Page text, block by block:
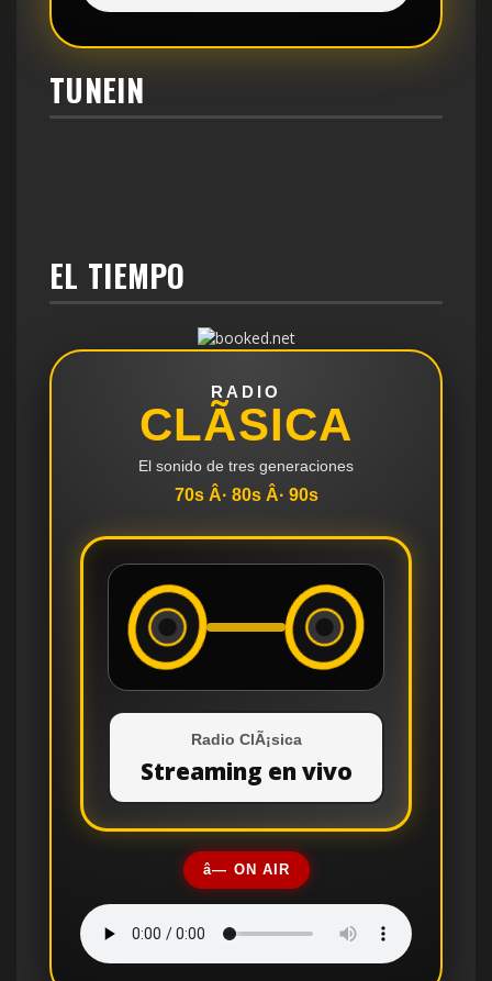
TUNEIN
EL TIEMPO
RADIO
CLÃSICA
El sonido de tres generaciones
70s Â· 80s Â· 90s
Radio ClÃ¡sica
Streaming en vivo
â— ON AIR